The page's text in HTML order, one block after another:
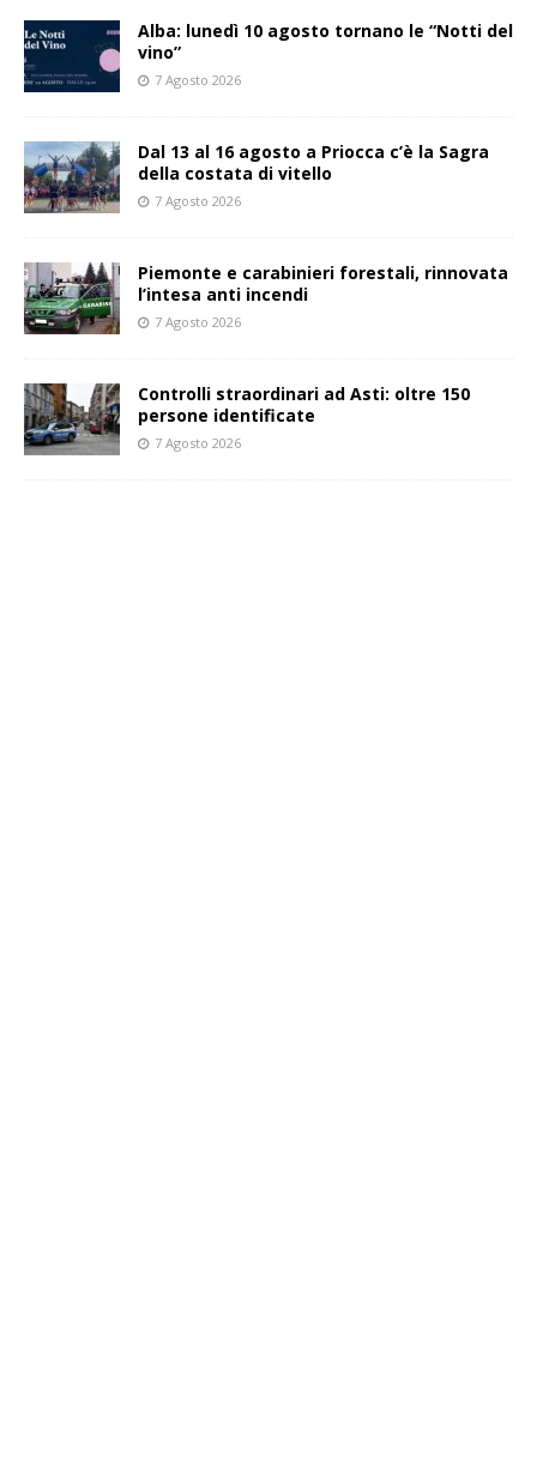
Alba: lunedì 10 agosto tornano le “Notti del
vino”
7 Agosto 2026
Dal 13 al 16 agosto a Priocca c’è la Sagra
della costata di vitello
7 Agosto 2026
Piemonte e carabinieri forestali, rinnovata
l’intesa anti incendi
7 Agosto 2026
Controlli straordinari ad Asti: oltre 150
persone identificate
7 Agosto 2026